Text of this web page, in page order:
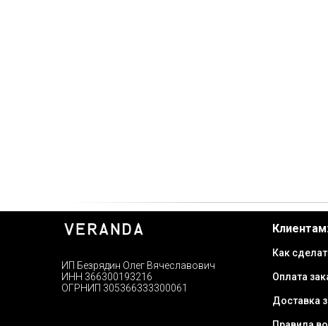
ИП Безрядин Олег Вячеславович
ИНН 366300193216
ОГРНИП 305366333300061
Как
Оплата
Доставка